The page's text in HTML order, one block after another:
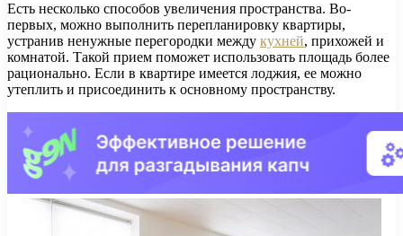
Есть несколько способов увеличения пространства. Во-
первых, можно выполнить перепланировку квартиры,
устранив ненужные перегородки между кухней, прихожей и
комнатой. Такой прием поможет использовать площадь более
рационально. Если в квартире имеется лоджия, ее можно
утеплить и присоединить к основному пространству.